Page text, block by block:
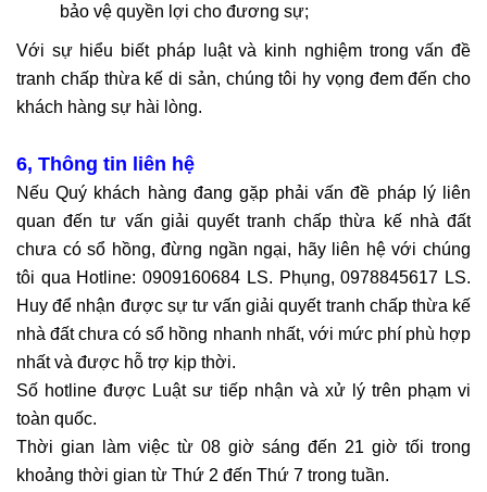
Tư
vấn
thuận
ly
hôn
vấn
ly
hôn
có
yếu
tố
nước
ngoài
Tư
vấn
bảo vệ quyền lợi cho đương sự;
Với sự hiểu biết pháp luật và kinh nghiệm trong vấn đề
tranh chấp thừa kế di sản, chúng tôi hy vọng đem đến cho
khách hàng sự hài lòng.
6, Thông tin liên hệ
Nếu Quý khách hàng đang gặp phải vấn đề pháp lý liên
quan đến tư vấn giải quyết tranh chấp thừa kế nhà đất
chưa có sổ hồng, đừng ngần ngại, hãy liên hệ với chúng
tôi qua Hotline: 0909160684 LS. Phụng, 0978845617 LS.
Huy để nhận được sự tư vấn giải quyết tranh chấp thừa kế
nhà đất chưa có sổ hồng nhanh nhất, với mức phí phù hợp
nhất và được hỗ trợ kịp thời.
Số hotline được Luật sư tiếp nhận và xử lý trên phạm vi
toàn quốc.
Thời gian làm việc từ 08 giờ sáng đến 21 giờ tối trong
khoảng thời gian từ Thứ 2 đến Thứ 7 trong tuần.